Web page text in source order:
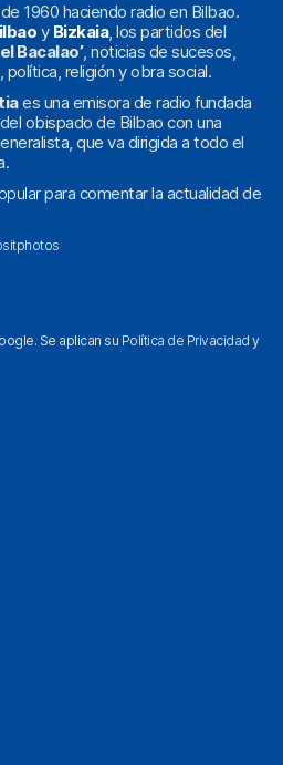
1960 haciendo radio en Bilbao.
y Bizkaia, los partidos del
Bacalao’, noticias de sucesos,
religión y obra social.
es una emisora de radio fundada
obispado de Bilbao con una
que va dirigida a todo el
para comentar la actualidad de
Se aplican su Política de Privacidad y